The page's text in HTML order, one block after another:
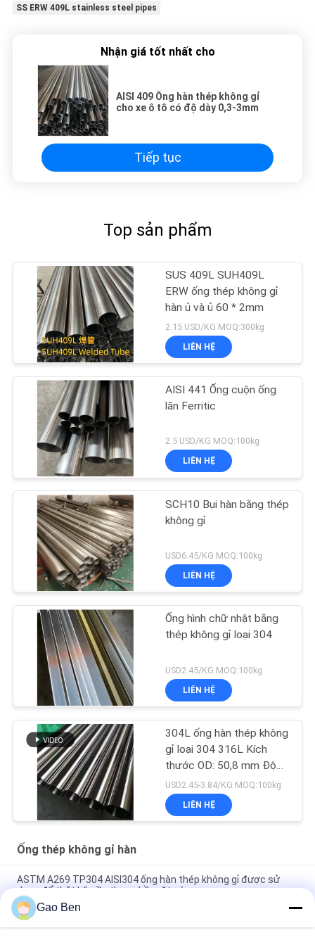
SS ERW 409L stainless steel pipes
Nhận giá tốt nhất cho
AISI 409 Ống hàn thép không gỉ
cho xe ô tô có độ dày 0,3-3mm
Tiếp tục
Top sản phẩm
SUS 409L SUH409L
ERW ống thép không gỉ
hàn ủ và ủ 60 * 2mm
2.15 USD/KG MOQ:300kg
LIÊN HỆ
AISI 441 Ống cuộn ống
lăn Ferritic
2.5 USD/KG MOQ:100kg
LIÊN HỆ
SCH10 Bụi hàn bằng thép
không gỉ
USD6.45/KG MOQ:100kg
LIÊN HỆ
Ống hình chữ nhật bằng
thép không gỉ loại 304
USD2.45/KG MOQ:100kg
LIÊN HỆ
304L ống hàn thép không
gỉ loại 304 316L Kích
thước OD: 50,8 mm Độ
dày: 1,2 mm Chiều dài:
6000 mm
USD2.45-3.84/KG MOQ:100kg
LIÊN HỆ
Ống thép không gỉ hàn
ASTM A269 TP304 AISI304 ống hàn thép không gỉ được sử
dụng để thắt kệ cầu thang bề mặt sáng
ASTM A269 TP304 ủi ống thép không gỉ Ф50 * 2mm * 6m (vật
liệu: SS304)
Gao Ben